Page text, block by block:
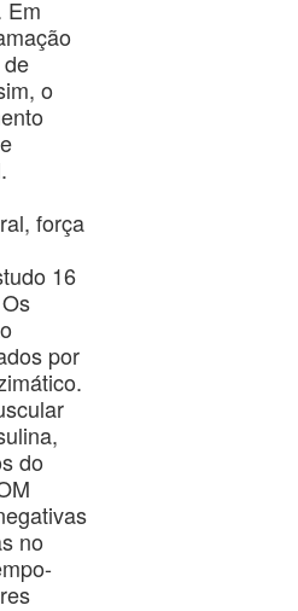
Em
o
força
16
por
do
no